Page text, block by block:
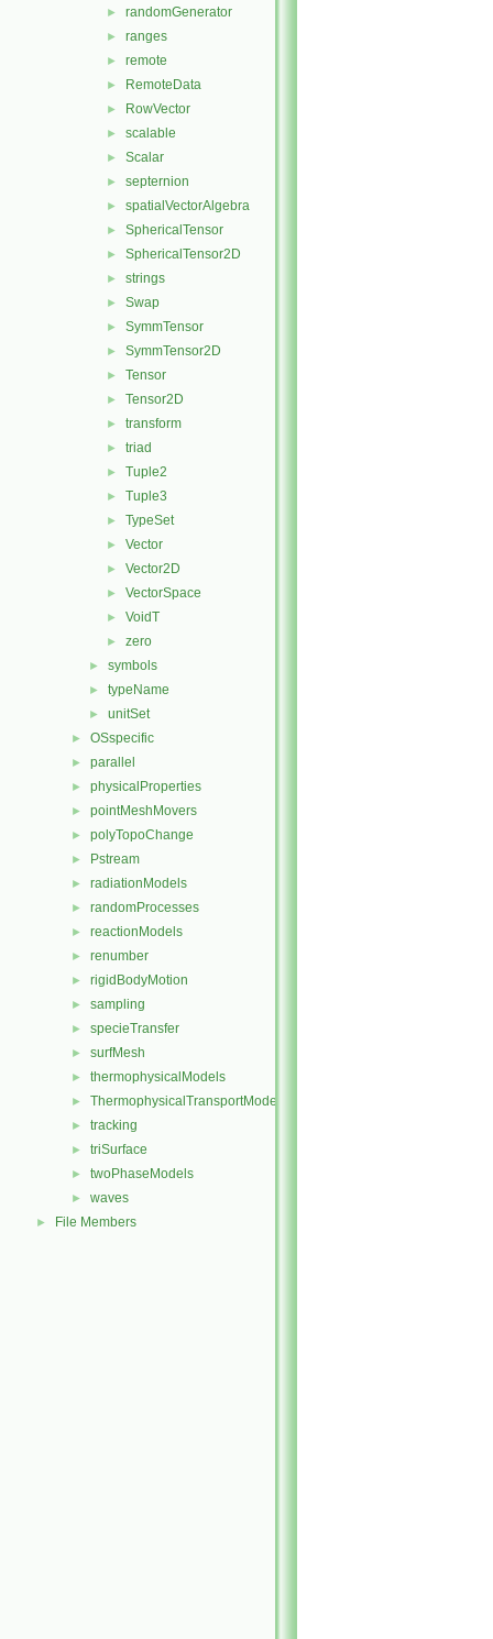
► randomGenerator
► ranges
► remote
► RemoteData
► RowVector
► scalable
► Scalar
► septernion
► spatialVectorAlgebra
► SphericalTensor
► SphericalTensor2D
► strings
► Swap
► SymmTensor
► SymmTensor2D
► Tensor
► Tensor2D
► transform
► triad
► Tuple2
► Tuple3
► TypeSet
► Vector
► Vector2D
► VectorSpace
► VoidT
► zero
► symbols
► typeName
► unitSet
► OSspecific
► parallel
► physicalProperties
► pointMeshMovers
► polyTopoChange
► Pstream
► radiationModels
► randomProcesses
► reactionModels
► renumber
► rigidBodyMotion
► sampling
► specieTransfer
► surfMesh
► thermophysicalModels
► ThermophysicalTransportModels
► tracking
► triSurface
► twoPhaseModels
► waves
► File Members